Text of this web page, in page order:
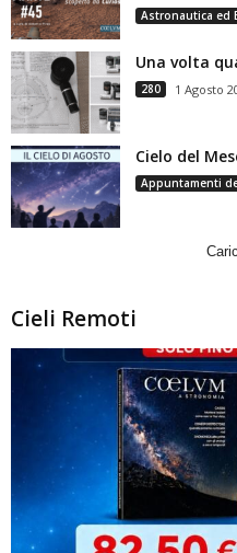
Astronautica ed
Una volta
280 1 Agosto
Cielo del
Appuntamenti
Cieli Remoti